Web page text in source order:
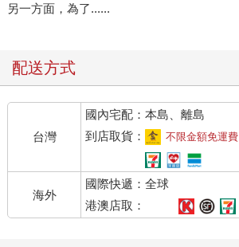
另一方面，為了......
配送方式
台灣
國內宅配：本島、離島
到店取貨：
不限金額免運費
海外
國際快遞：全球
港澳店取：